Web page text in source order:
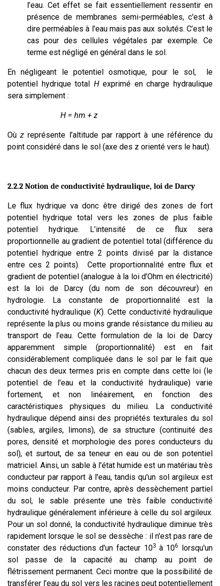
l’eau. Cet effet se fait essentiellement ressentir en
présence de membranes semi-perméables, c'est à
dire perméables à l'eau mais pas aux solutés. C’est le
cas pour des cellules végétales par exemple. Ce
terme est négligé en général dans le sol.
En négligeant le potentiel osmotique, pour le sol, le
potentiel hydrique total Hexprimé en charge hydraulique
sera simplement :
H = hm + z
Oùzreprésente l’altitude par rapport à une référence du
point considéré dans le sol (axe des z orienté vers le haut).
2.2.2 Notion de conductivité hydraulique, loi de Darcy
Le flux hydrique va donc être dirigé des zones de fort
potentiel hydrique total vers les zones de plus faible
potentiel hydrique. L’intensité de ce flux sera
proportionnelle au gradient de potentiel total (différence du
potentiel hydrique entre 2 points divisé par la distance
entre ces 2 points). Cette proportionnalité entre flux et
gradient de potentiel (analogue à la loi d’Ohm en électricité)
est la loi de Darcy (du nom de son découvreur) en
hydrologie. La constante de proportionnalité est la
conductivité hydraulique (K). Cette conductivité hydraulique
représente la plus ou moins grande résistance du milieu au
transport de l’eau. Cette formulation de la loi de Darcy
apparemment simple (proportionnalité) est en fait
considérablement compliquée dans le sol par le fait que
chacun des deux termes pris en compte dans cette loi (le
potentiel de l'eau et la conductivité hydraulique) varie
fortement, et non linéairement, en fonction des
caractéristiques physiques du milieu. La conductivité
hydraulique dépend ainsi des propriétés texturales du sol
(sables, argiles, limons), de sa structure (continuité des
pores, densité et morphologie des pores conducteurs du
sol), et surtout, de sa teneur en eau ou de son potentiel
matriciel. Ainsi, un sable à l'état humide est un matériau très
conducteur par rapport à l'eau, tandis qu'un sol argileux est
moins conducteur. Par contre, après dessèchement partiel
du sol, le sable présente une très faible conductivité
hydraulique généralement inférieure à celle du sol argileux.
Pour un sol donné, la conductivité hydraulique diminue très
rapidement lorsque le sol se dessèche : il n'est pas rare de
constater des réductions d'un facteur 103 à 106
lorsqu'un
sol passe de la capacité au champ au point de
flétrissement permanent. Ceci montre que la possibilité de
transférer l’eau du sol vers les racines peut potentiellement